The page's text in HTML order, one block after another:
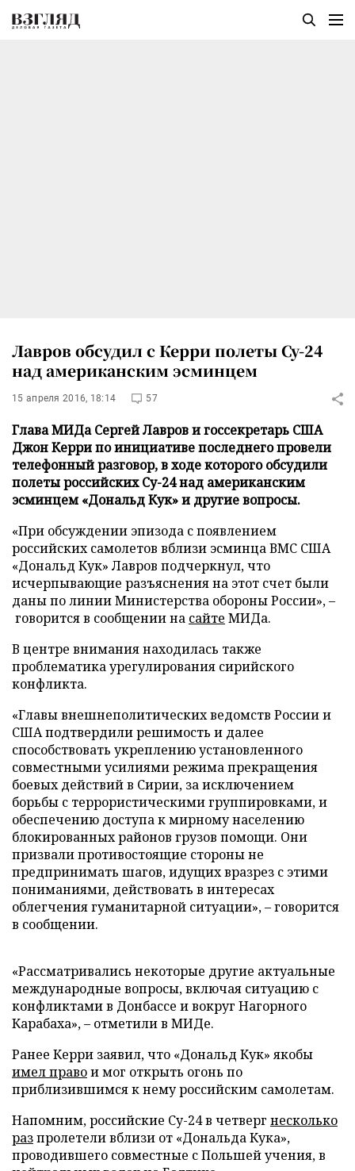
Лавров обсудил с Керри полеты Су-24
над американским эсминцем
15 апреля 2016, 18:14 57
Глава МИДа Сергей Лавров и госсекретарь США
Джон Керри по инициативе последнего провели
телефонный разговор, в ходе которого обсудили
полеты российских Су-24 над американским
эсминцем «Дональд Кук» и другие вопросы.
«При обсуждении эпизода с появлением
российских самолетов вблизи эсминца ВМС США
«Дональд Кук» Лавров подчеркнул, что
исчерпывающие разъяснения на этот счет были
даны по линии Министерства обороны России», –
говорится в сообщении на сайте МИДа.
В центре внимания находилась также
проблематика урегулирования сирийского
конфликта.
«Главы внешнеполитических ведомств России и
США подтвердили решимость и далее
способствовать укреплению установленного
совместными усилиями режима прекращения
боевых действий в Сирии, за исключением
борьбы с террористическими группировками, и
обеспечению доступа к мирному населению
блокированных районов грузов помощи. Они
призвали противостоящие стороны не
предпринимать шагов, идущих вразрез с этими
пониманиями, действовать в интересах
облегчения гуманитарной ситуации», – говорится
в сообщении.
«Рассматривались некоторые другие актуальные
международные вопросы, включая ситуацию с
конфликтами в Донбассе и вокруг Нагорного
Карабаха», – отметили в МИДе.
Ранее Керри заявил, что «Дональд Кук» якобы
имел правои мог открыть огонь по
приблизившимся к нему российским самолетам.
Напомним, российские Су-24 в четверг несколько
разпролетели вблизи от «Дональда Кука»,
проводившего совместные с Польшей учения, в